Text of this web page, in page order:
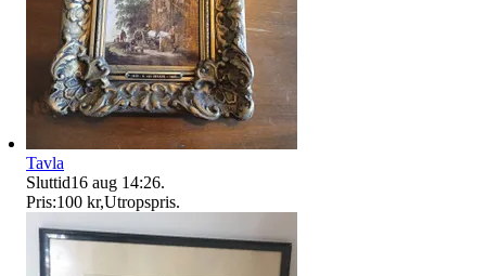
Tavla
Sluttid16 aug 14:26.
Pris:100 kr,Utropspris.